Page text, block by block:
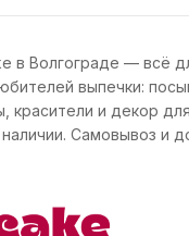
в Волгограде — всё
выпечки:
красители и декор
Самовывоз и